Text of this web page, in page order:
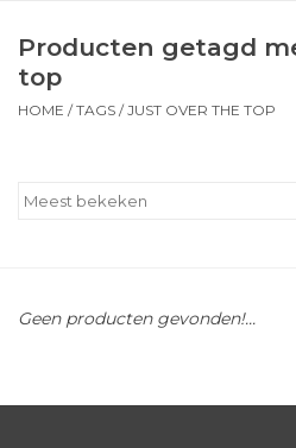
Schoenen
Outlet
Cadeaubonnen
Producten getagd
top
HOME /TAGS /JUST OVER THE TOP
Geen producten gevonden!...